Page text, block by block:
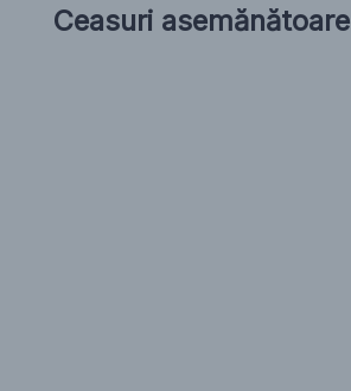
Ceasuri asemănătoare